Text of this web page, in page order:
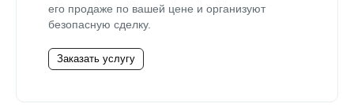
его продаже по вашей цене и организуют
безопасную сделку.
Заказать услугу